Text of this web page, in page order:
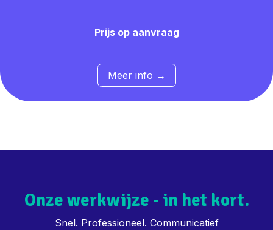
Prijs op aanvraag
​​Meer info →
Onze werkwijze - in het kort.
Snel. Professioneel. Communicatief